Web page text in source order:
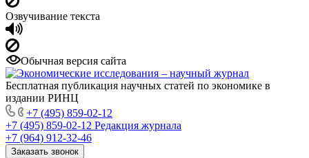
Озвучивание текста
Обычная версия сайта
Бесплатная публикация научных статей по экономике в
издании РИНЦ
+7 (495) 859-02-12
+7 (495) 859-02-12 Редакция журнала
+7 (964) 912-32-46
Заказать звонок